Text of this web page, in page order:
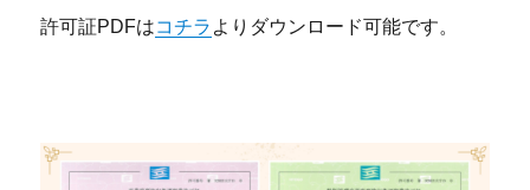
許可証PDFはコチラ よりダウンロード可能です。